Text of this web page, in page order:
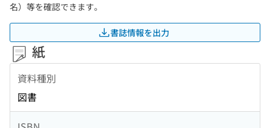
名）等を確認できます。
書誌情報を出力
紙
資料種別
図書